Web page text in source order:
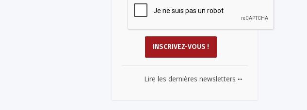
Lire les dernières newsletters ...